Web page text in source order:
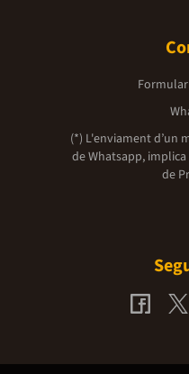
(*) L'enviament d’un
de Whatsapp,
de